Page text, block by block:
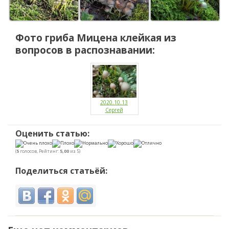
Фото гриба Мицена клейкая из
вопросов в распознавании:
2020.10.13
Сергей
Оценить статью:
(5 голосов, Рейтинг: 5,00 из 5)
Поделиться статьёй: